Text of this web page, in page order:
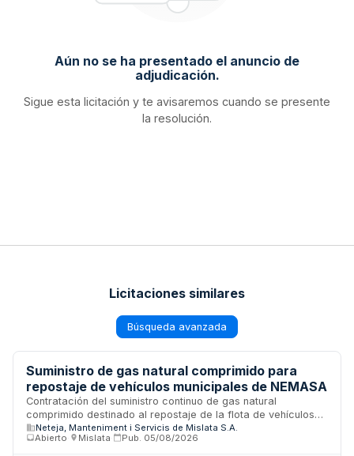
Aún no se ha presentado el anuncio de
adjudicación.
Sigue esta licitación y te avisaremos cuando se presente
la resolución.
Licitaciones similares
Búsqueda avanzada
Suministro de gas natural comprimido para
repostaje de vehículos municipales de NEMASA
Contratación del suministro continuo de gas natural
comprimido destinado al repostaje de la flota de vehículos
del parque móvil de NEMASA. El contrato busca conseguir el
máximo ahorro económico en el precio por kilogramo de
Neteja, Manteniment i Servicis de Mislata S.A.
Abierto
Mislata Pub. 05/08/2026